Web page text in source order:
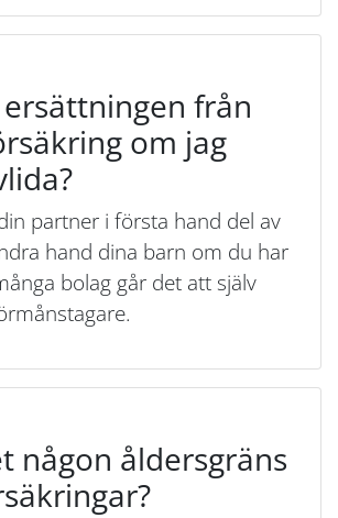
från
om jag
partner i första hand del av
hand dina barn om du har
bolag går det att själv
någon åldersgräns